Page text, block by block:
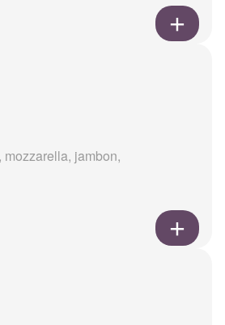
jambon,